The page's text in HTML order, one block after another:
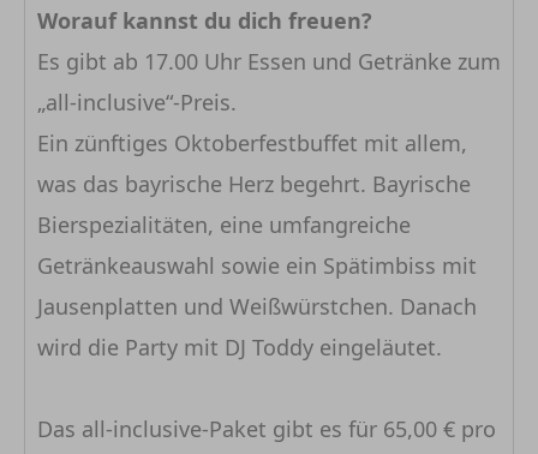
Worauf kannst du dich freuen?
Es gibt ab 17.00 Uhr Essen und Getränke zum
„all-inclusive“-Preis.
Ein zünftiges Oktoberfestbuffet mit allem,
was das bayrische Herz begehrt. Bayrische
Bierspezialitäten, eine umfangreiche
Getränkeauswahl sowie ein Spätimbiss mit
Jausenplatten und Weißwürstchen. Danach
wird die Party mit DJ Toddy eingeläutet.
Das all-inclusive-Paket gibt es für 65,00 € pro